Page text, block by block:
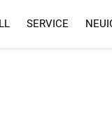
SERVICE